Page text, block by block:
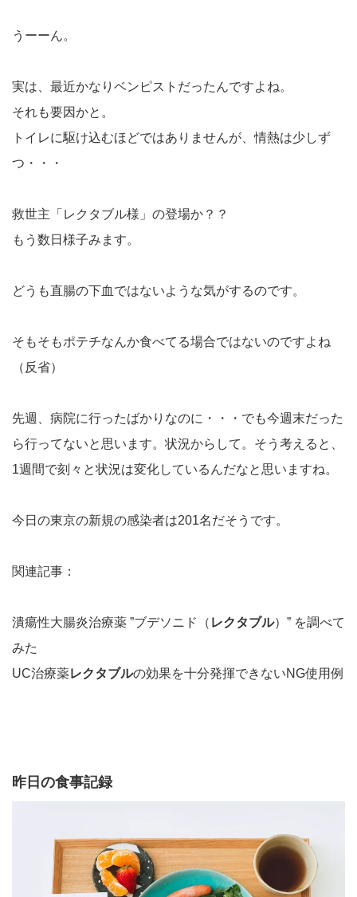
うーーん。
実は、最近かなりベンピストだったんですよね。
それも要因かと。
トイレに駆け込むほどではありませんが、情熱は少しず
つ・・・
救世主「レクタブル様」の登場か？？
もう数日様子みます。
どうも直腸の下血ではないような気がするのです。
そもそもポテチなんか食べてる場合ではないのですよね
（反省）
先週、病院に行ったばかりなのに・・・でも今週末だった
ら行ってないと思います。状況からして。そう考えると、
1週間で刻々と状況は変化しているんだなと思いますね。
今日の東京の新規の感染者は201名だそうです。
関連記事：
潰瘍性大腸炎治療薬 ”ブデソニド（ レクタブル）” を調べて
みた
UC治療薬レクタブルの効果を十分発揮できないNG使用例
昨日の食事記録